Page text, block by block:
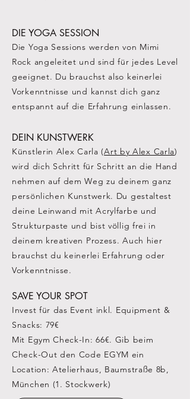
DIE YOGA SESSION
Die Yoga Sessions werden von Mimi
Rock angeleitet und sind für jedes Level
geeignet. Du brauchst also keinerlei
Vorkenntnisse und kannst dich ganz
entspannt auf die Erfahrung einlassen.
DEIN KUNSTWERK
Künstlerin Alex Carla (Art by Alex Carla)
wird dich Schritt für Schritt an die Hand
nehmen auf dem Weg zu deinem ganz
persönlichen Kunstwerk. Du gestaltest
deine Leinwand mit Acrylfarbe und
Strukturpaste und bist völlig frei in
deinem kreativen Prozess. Auch hier
brauchst du keinerlei Erfahrung oder
Vorkenntnisse.
SAVE YOUR SPOT
Invest für das Event inkl. Equipment &
Snacks: 79€
Mit Egym Check-In: 66€. Gib beim
Check-Out den Code EGYM ein
Location: Atelierhaus, Baumstraße 8b,
München (1. Stockwerk)